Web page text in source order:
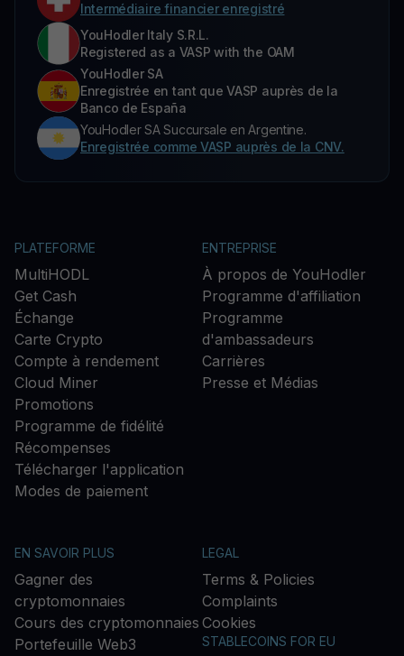
Intermédiaire financier enregistré
YouHodler Italy S.R.L.
Registered as a VASP with the OAM
YouHodler SA
Enregistrée en tant que VASP auprès de la
Banco de España
YouHodler SA Succursale en Argentine.
Enregistrée comme VASP auprès de la CNV.
PLATEFORME
MultiHODL
Get Cash
Échange
Carte Crypto
Compte à rendement
Cloud Miner
Promotions
Programme de fidélité
Récompenses
Télécharger l'application
Modes de paiement
ENTREPRISE
À propos de YouHodler
Programme d'affiliation
Programme
d'ambassadeurs
Carrières
Presse et Médias
EN SAVOIR PLUS
Gagner des
cryptomonnaies
Cours des cryptomonnaies
Portefeuille Web3
LEGAL
Terms & Policies
Complaints
Cookies
STABLECOINS FOR EU